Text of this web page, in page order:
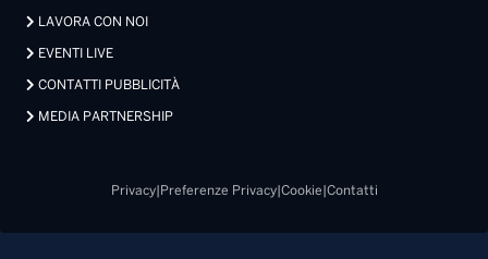
LAVORA CON NOI
EVENTI LIVE
CONTATTI PUBBLICITÀ
MEDIA PARTNERSHIP
Privacy| Preferenze Privacy| Cookie Contatti